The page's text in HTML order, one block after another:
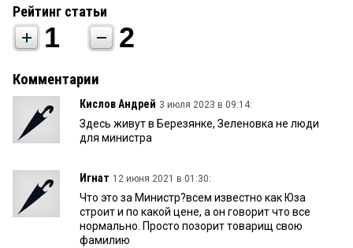
Рейтинг статьи
1 2
Комментарии
Кислов Андрей 3 июля 2023 в 09:14:
Здесь живут в Березянке, Зеленовка не люди
для министра
Игнат 12 июня 2021 в 01:30:
Что это за Министр?всем известно как Юза
строит и по какой цене, а он говорит что все
нормально. Просто позорит товарищ свою
фамилию